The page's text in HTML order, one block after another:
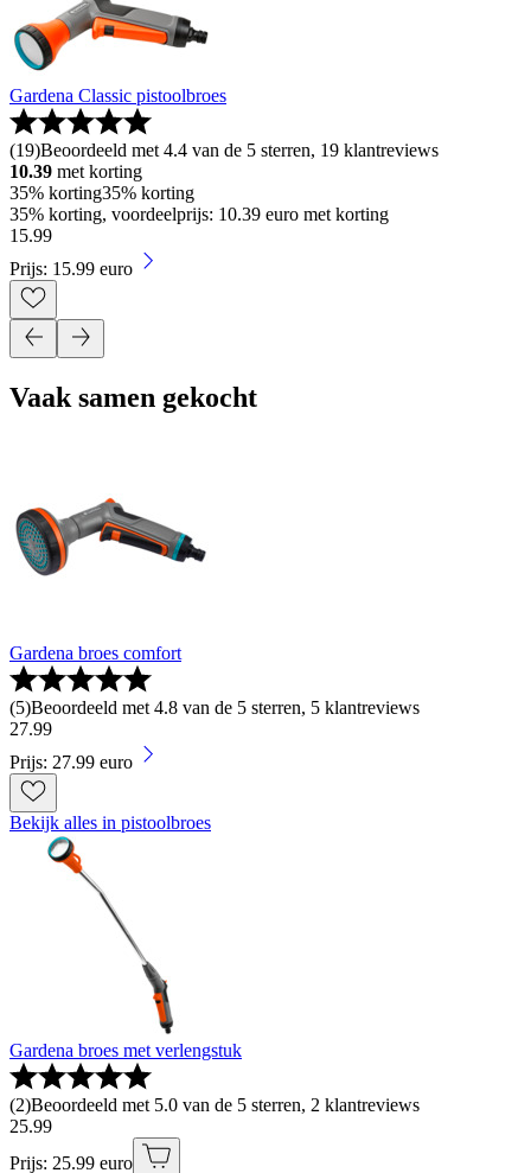
Gardena Classic pistoolbroes
(19)Beoordeeld met 4.4 van de 5 sterren, 19 klantreviews
10.39 met korting
35% korting35% korting
35% korting, voordeelprijs: 10.39 euro met korting
15.99
Prijs: 15.99 euro
Vaak samen gekocht
Gardena broes comfort
(5)Beoordeeld met 4.8 van de 5 sterren, 5 klantreviews
27.99
Prijs: 27.99 euro
Bekijk alles in pistoolbroes
Gardena broes met verlengstuk
(2)Beoordeeld met 5.0 van de 5 sterren, 2 klantreviews
25.99
Prijs: 25.99 euro